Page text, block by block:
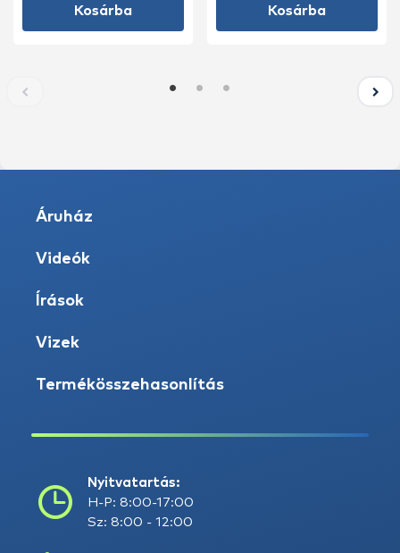
Kosárba Kosárba
Áruház
Videók
Írások
Vizek
Termékösszehasonlítás
Nyitvatartás:
H-P: 8:00-17:00
Sz: 8:00 - 12:00